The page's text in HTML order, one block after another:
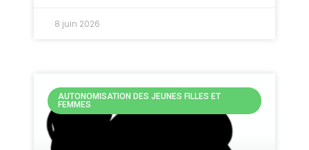
8 juin 2026
AUTONOMISATION DES JEUNES FILLES ET
FEMMES